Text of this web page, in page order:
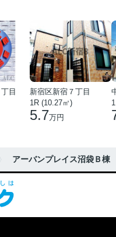
目
新宿区新宿７丁目
1R (10.27㎡)
5.7万円
アーバンプレイス沼袋Ｂ棟